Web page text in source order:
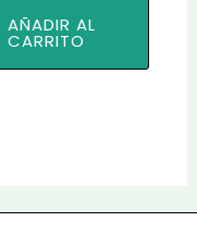
AÑADIR AL
CARRITO